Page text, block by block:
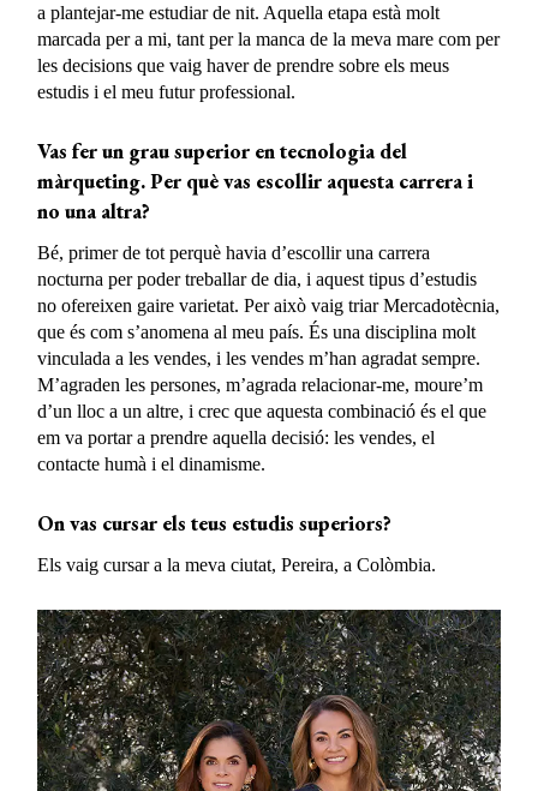
a plantejar-me estudiar de nit. Aquella etapa està molt
marcada per a mi, tant per la manca de la meva mare com per
les decisions que vaig haver de prendre sobre els meus
estudis i el meu futur professional.
Vas fer un grau superior en tecnologia del
màrqueting. Per què vas escollir aquesta carrera i
nouna altra?
Bé, primer de tot perquè havia d’escollir una carrera
nocturna per poder treballar de dia, i aquest tipus d’estudis
no ofereixen gaire varietat. Per això vaig triar Mercadotècnia,
que és com s’anomena al meu país. És una disciplina molt
vinculada a les vendes, i les vendes m’han agradat sempre.
M’agraden les persones, m’agrada relacionar-me, moure’m
d’un lloc a un altre, i crec que aquesta combinació és el que
em va portar a prendre aquella decisió: les vendes, el
contacte humà i el dinamisme.
On vas cursar elsteus estudis superiors?
Els vaig cursar a la meva ciutat, Pereira, a Colòmbia.